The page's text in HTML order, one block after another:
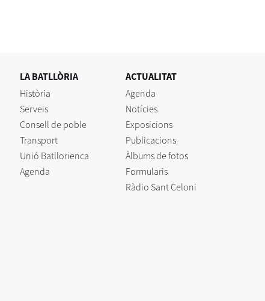
LA BATLLÒRIA
Història
Serveis
Consell de poble
Transport
Unió Batllorienca
Agenda
ACTUALITAT
Agenda
Notícies
Exposicions
Publicacions
Àlbums de fotos
Formularis
Ràdio Sant Celoni